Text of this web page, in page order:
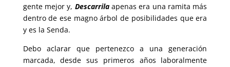
gente mejor y, Descarrilaapenas era una ramita más
dentro de ese magno árbol de posibilidades que era
y es la Senda.
Debo aclarar que pertenezco a una generación
marcada, desde sus primeros años laboralmente